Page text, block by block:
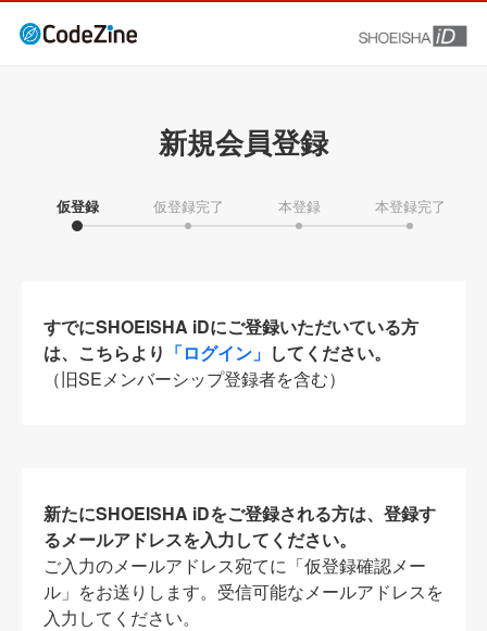
新規会員登録
仮登録 仮登録完了 本登録 本登録完了
すでにSHOEISHA iDにご登録いただいている方
は、こちらより 「ログイン」 してください。
（旧SEメンバーシップ登録者を含む）
新たにSHOEISHA iDをご登録される方は、登録す
るメールアドレスを入力してください。
ご入力のメールアドレス宛てに「仮登録確認メー
ル」をお送りします。受信可能なメールアドレスを
入力してください。